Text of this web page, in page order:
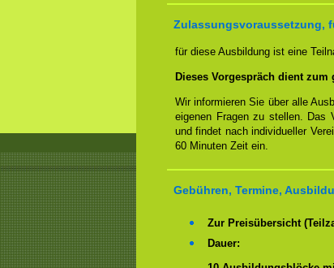
Zulassungsvoraussetzung,
für diese Ausbildung ist eine
Dieses Vorgespräch dient
Wir informieren Sie über alle
eigenen Fragen zu stellen. Das
und findet nach individueller
60 Minuten Zeit ein.
Gebühren, Termine,
Zur Preisübersicht
Dauer: